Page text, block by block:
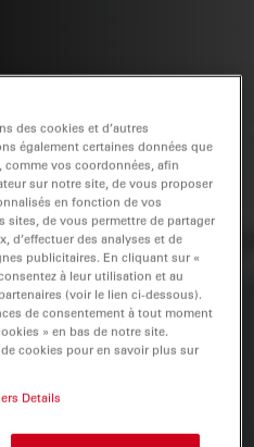
des cookies et d’autres
également certaines données que
vos coordonnées, afin
sur notre site, de vous proposer
en fonction de vos
sites, de vous permettre de partager
d’effectuer des analyses et de
publicitaires. En cliquant sur «
à leur utilisation et au
(voir le lien ci-dessous).
de consentement à tout moment
» en bas de notre site.
cookies pour en savoir plus sur
Details